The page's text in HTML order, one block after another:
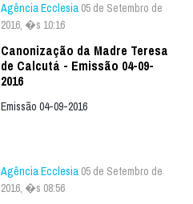
Agência Ecclesia 05 de Setembro de
2016, �s 10:16
Canonização da Madre Teresa
de Calcutá - Emissão 04-09-
2016
Emissão 04-09-2016
Agência Ecclesia 05 de Setembro de
2016, �s 08:56